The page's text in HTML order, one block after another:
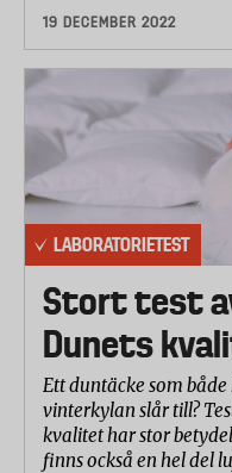
19 DECEMBER 2022
LABORATORIETEST
Stort test
Dunets
Ett duntäcke som
vinterkylan slår till?
kvalitet har stor
finns också en hel del